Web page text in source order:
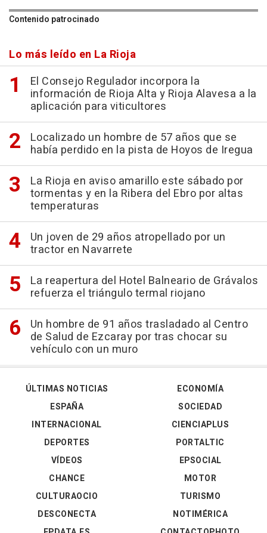
Contenido patrocinado
Lo más leído en La Rioja
El Consejo Regulador incorpora la
información de Rioja Alta y Rioja Alavesa a la
aplicación para viticultores
Localizado un hombre de 57 años que se
había perdido en la pista de Hoyos de Iregua
La Rioja en aviso amarillo este sábado por
tormentas y en la Ribera del Ebro por altas
temperaturas
Un joven de 29 años atropellado por un
tractor en Navarrete
La reapertura del Hotel Balneario de Grávalos
refuerza el triángulo termal riojano
Un hombre de 91 años trasladado al Centro
de Salud de Ezcaray por tras chocar su
vehículo con un muro
ÚLTIMAS NOTICIAS
ESPAÑA
INTERNACIONAL
DEPORTES
VÍDEOS
ECONOMÍA
SOCIEDAD
CIENCIAPLUS
PORTALTIC
EPSOCIAL
CHANCE
CULTURAOCIO
DESCONECTA
MOTOR
TURISMO
NOTIMÉRICA